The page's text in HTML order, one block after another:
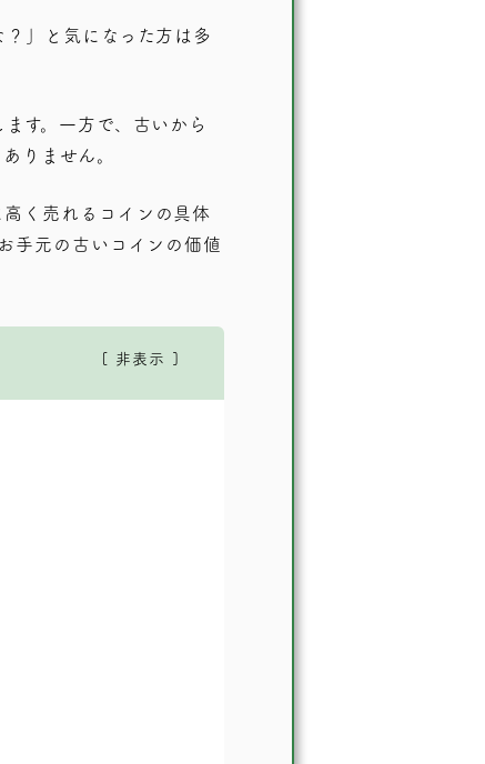
」と気になった方は多
す。一方で、古いから
りません。
く売れるコインの具体
手元の古いコインの価値
非表示